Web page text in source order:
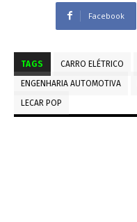
Facebook
TAGS CARRO ELÉTRICO
ENGENHARIA AUTOMOTIVA
LECAR POP